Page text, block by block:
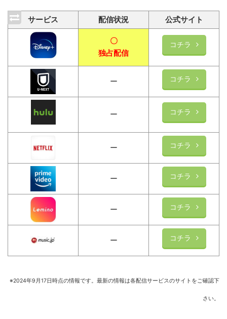
サービス 配信状況 公式サイト
〇
独占配信
コチラ
ー コチラ
ー コチラ
ー コチラ
ー コチラ
ー コチラ
ー コチラ
※2024年9 月17日時点の情報です。最新の情報は各配信サービスのサイトをご確認下
さい。